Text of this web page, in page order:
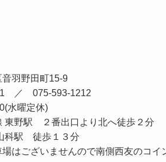
羽野田町15-9
／ 075-593-1212
水曜定休)
東野駅 ２番出口より北へ徒歩２分
科駅 徒歩１３分
はございませんので南側西友のコイ